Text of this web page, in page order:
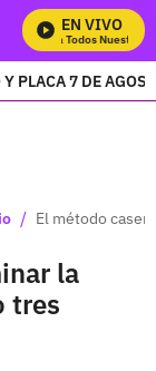
EN VIVO
Mira Todos Nuestros
PLACA 7 DE
/ El método
la
tres